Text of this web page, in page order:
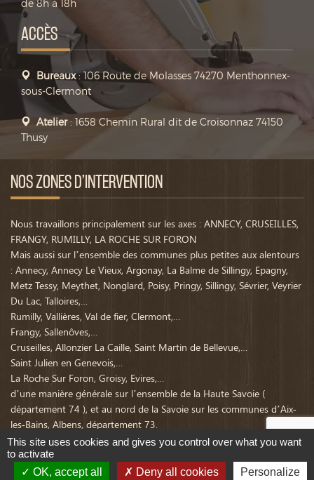
de 8h à 18h
ACCÈS
Bureaux: 106 Route de Molasses 74270 Menthonnex-
sous-Clermont
Atelier: 1658 Chemin Rural dit de Croisonnaz 74150
Thusy
NOS ZONES D’INTERVENTION
Nous travaillons principalement sur les axes : ANNECY, CRUSEILLES,
FRANGY, RUMILLY, LA ROCHE SUR FORON
Mais aussi sur l’ensemble des communes plus petites aux alentours
: Annecy, Annecy Le Vieux, Argonay, La Balme de Sillingy, Epagny,
Metz Tessy, Meythet, Nonglard, Poisy, Pringy, Sillingy, Sévrier, Veyrier
Du Lac, Talloires,…
Rumilly, Vallières, Val de fier, Clermont,…
Frangy, Sallenôves,…
Cruseilles, Allonzier La Caille, Saint Martin de Bellevue,…
Saint Julien en Genevois,…
La Roche Sur Foron, Groisy, Evires,…
d’une manière générale sur l’ensemble de la Haute Savoie (
département 74 ), et au nord de la Savoie sur les communes d’Aix-
les-Bains, Albens, département 73.
© CopyrightC set ID2015 - Partenaire des portailsLemanique.cometPays de
Savoie-Mentions légales-Politique de confidentialité
This site uses cookies and gives you control over what you want
to activate
OK, accept all
Deny all cookies Personalize